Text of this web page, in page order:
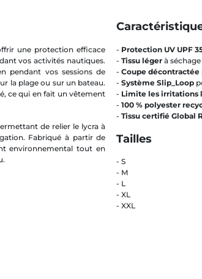
une protection efficace
vos activités nautiques.
pendant vos sessions de
la plage ou sur un bateau.
ce qui en fait un vêtement
de relier le lycra à
Fabriqué à partir de
environnemental tout en
- Protection UV UPF
- Tissu légerà séchage
- Coupe décontractée
- Système Slip_Loop
- Limite les irritations
- 100 % polyester
- Tissu certifié Global
Tailles
- S
- M
- L
- XL
- XXL